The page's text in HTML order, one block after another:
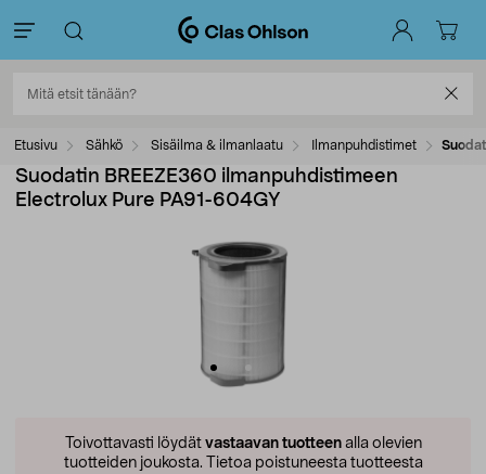
Etusivu Sähkö Sisäilma & ilmanlaatu Ilmanpuhdistimet
Suodatin BREEZE360 ilmanpuhdistimeen
Electrolux Pure PA91-604GY
Toivottavasti löydät vastaavan tuotteenalla olevien
tuotteiden joukosta. Tietoa poistuneesta tuotteesta